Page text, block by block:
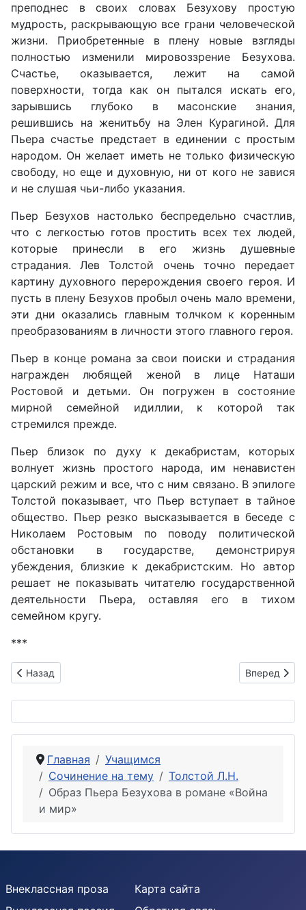
преподнес в своих словах Безухову простую
мудрость, раскрывающую все грани человеческой
жизни. Приобретенные в плену новые взгляды
полностью изменили мировоззрение Безухова.
Счастье, оказывается, лежит на самой
поверхности, тогда как он пытался искать его,
зарывшись глубоко в масонские знания,
решившись на женитьбу на Элен Курагиной. Для
Пьера счастье предстает в единении с простым
народом. Он желает иметь не только физическую
свободу, но еще и духовную, ни от кого не завися
и не слушая чьи-либо указания.
Пьер Безухов настолько беспредельно счастлив,
что с легкостью готов простить всех тех людей,
которые принесли в его жизнь душевные
страдания. Лев Толстой очень точно передает
картину духовного перерождения своего героя. И
пусть в плену Безухов пробыл очень мало времени,
эти дни оказались главным толчком к коренным
преобразованиям в личности этого главного героя.
Пьер в конце романа за свои поиски и страдания
награжден любящей женой в лице Наташи
Ростовой и детьми. Он погружен в состояние
мирной семейной идиллии, к которой так
стремился прежде.
Пьер близок по духу к декабристам, которых
волнует жизнь простого народа, им ненавистен
царский режим и все, что с ним связано. В эпилоге
Толстой показывает, что Пьер вступает в тайное
общество. Пьер резко высказывается в беседе с
Николаем Ростовым по поводу политической
обстановки в государстве, демонстрируя
убеждения, близкие к декабристским. Но автор
решает не показывать читателю государственной
деятельности Пьера, оставляя его в тихом
семейном кругу.
***
Предыдущий: Небо Аустерлица. Отрывок романа «Война и
Назад Следующий:
Вперед
Главная
Учащимся
Сочинение на тему
Толстой Л.Н.
Образ Пьера Безухова в романе «Война
и мир»
Внеклассная проза
Карта сайта